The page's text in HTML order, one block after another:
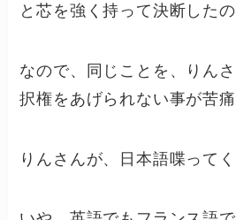
と芯を強く持って決断したの
なので、同じことを、りん
択権をあげられない事が苦
りんさんが、日本語喋ってく